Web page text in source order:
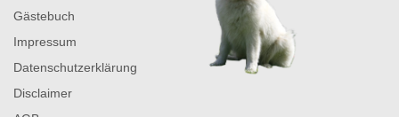
Gästebuch
Impressum
Datenschutzerklärung
Disclaimer